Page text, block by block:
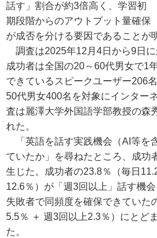
話す」割合が約3倍高く、学習初
期段階からのアウトプット量確保
が成否を分ける要因であることが
調査は2025年12月4日から9日
成功者は全国の20～60代男女で1
できているスピークユーザー206
50代男女400名を対象にインター
査は麗澤大学外国語学部教授の森
れた。
「英語を話す実践機会（AI等を
ていたか」を尋ねたところ、成功
生じた。成功者の23.8％（毎日
12.6％）が「週3回以上」話す機
失敗者で同頻度を確保できていた
5.5％ ＋ 週3回以上2.3％）にとど
た。